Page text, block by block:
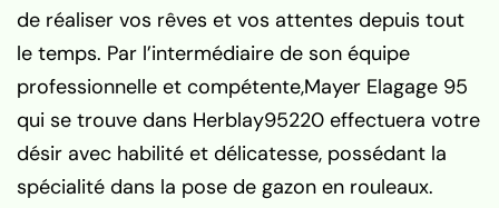
de réaliser vos rêves et vos attentes depuis tout
le temps. Par l’intermédiaire de son équipe
professionnelle et compétente,Mayer Elagage 95
qui se trouve dans Herblay95220 effectuera votre
désir avec habilité et délicatesse, possédant la
spécialité dans la pose de gazon en rouleaux.